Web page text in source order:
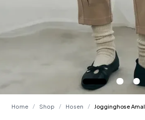
Home / Shop / Hosen / Jogginghose Amal